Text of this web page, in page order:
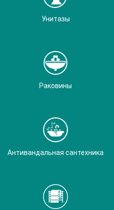
Унитазы
Раковины
Антивандальная сантехника